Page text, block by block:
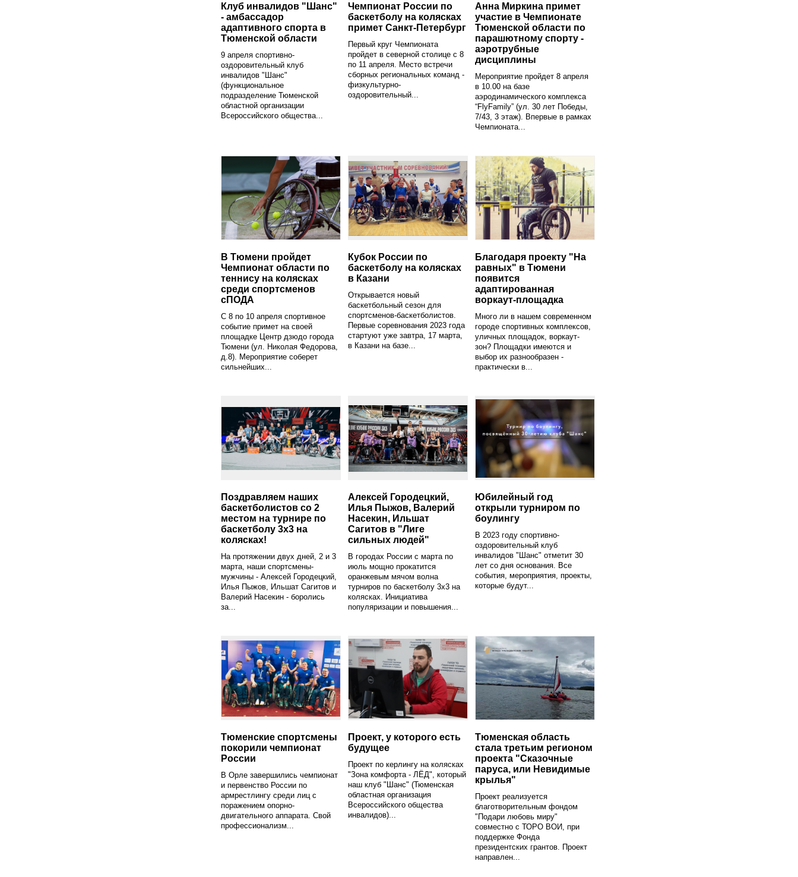
Клуб инвалидов "Шанс"
- амбассадор
адаптивного спорта в
Тюменской области
9 апреля спортивно-
оздоровительный клуб
инвалидов "Шанс"
(функциональное
подразделение Тюменской
областной организации
Всероссийского общества...
Чемпионат России по
баскетболу на колясках
примет Санкт-Петербург
Первый круг Чемпионата
пройдет в северной столице с 8
по 11 апреля. Место встречи
сборных региональных команд -
физкультурно-
оздоровительный...
Анна Миркина примет
участие в Чемпионате
Тюменской области по
парашютному спорту -
аэротрубные
дисциплины
Мероприятие пройдет 8 апреля
в 10.00 на базе
аэродинамического комплекса
“FlyFamily” (ул. 30 лет Победы,
7/43, 3 этаж). Впервые в рамках
Чемпионата...
В Тюмени пройдет
Чемпионат области по
теннису на колясках
среди спортсменов
сПОДА
С 8 по 10 апреля спортивное
событие примет на своей
площадке Центр дзюдо города
Тюмени (ул. Николая Федорова,
д.8). Мероприятие соберет
сильнейших...
Кубок России по
баскетболу на колясках
в Казани
Открывается новый
баскетбольный сезон для
спортсменов-баскетболистов.
Первые соревнования 2023 года
стартуют уже завтра, 17 марта,
в Казани на базе...
Благодаря проекту "На
равных" в Тюмени
появится
адаптированная
воркаут-площадка
Много ли в нашем современном
городе спортивных комплексов,
уличных площадок, воркаут-
зон? Площадки имеются и
выбор их разнообразен -
практически в...
Поздравляем наших
баскетболистов со 2
местом на турнире по
баскетболу 3x3 на
колясках!
На протяжении двух дней, 2 и 3
марта, наши спортсмены-
мужчины - Алексей Городецкий,
Илья Пыжов, Ильшат Сагитов и
Валерий Насекин - боролись
за...
Алексей Городецкий,
Илья Пыжов, Валерий
Насекин, Ильшат
Сагитов в "Лиге
сильных людей"
В городах России с марта по
июль мощно прокатится
оранжевым мячом волна
турниров по баскетболу 3x3 на
колясках. Инициатива
популяризации и повышения...
Юбилейный год
открыли турниром по
боулингу
В 2023 году спортивно-
оздоровительный клуб
инвалидов "Шанс" отметит 30
лет со дня основания. Все
события, мероприятия, проекты,
которые будут...
Тюменские спортсмены
покорили чемпионат
России
В Орле завершились чемпионат
и первенство России по
армрестлингу среди лиц с
поражением опорно-
двигательного аппарата. Свой
профессионализм...
Проект, у которого есть
будущее
Проект по керлингу на колясках
"Зона комфорта - ЛЁД", который
наш клуб "Шанс" (Тюменская
областная организация
Всероссийского общества
инвалидов)...
Тюменская область
стала третьим регионом
проекта "Сказочные
паруса, или Невидимые
крылья"
Проект реализуется
благотворительным фондом
"Подари любовь миру"
совместно с ТОРО ВОИ, при
поддержке Фонда
президентских грантов. Проект
направлен...